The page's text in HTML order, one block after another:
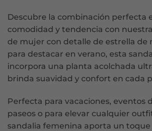
Descubre la combinación perfecta
comodidad y tendencia con
de mujer con detalle de estrella de
para destacar en verano, esta
incorpora una planta acolchada
brinda suavidad y confort en cada
Perfecta para vacaciones, eventos
paseos o para elevar cualquier
sandalia femenina aporta un toque